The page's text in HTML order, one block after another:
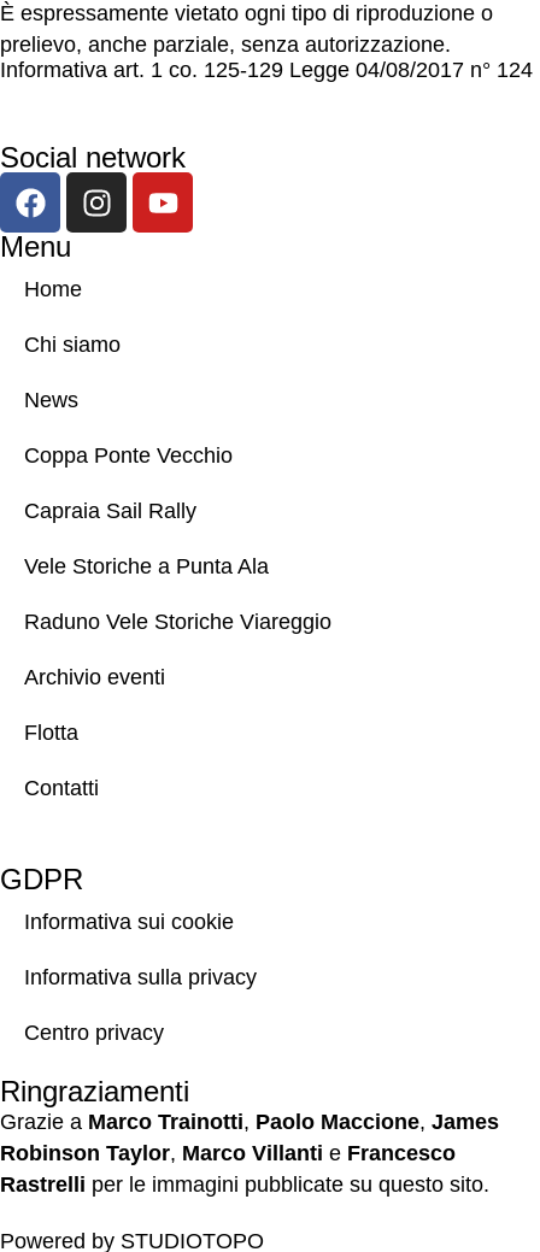
È espressamente vietato ogni tipo di riproduzione o
prelievo, anche parziale, senza autorizzazione.
Informativa art. 1 co. 125-129 Legge 04/08/2017 n° 124
Social network
Menu
Home
Chi siamo
News
Coppa Ponte Vecchio
Capraia Sail Rally
Vele Storiche a Punta Ala
Raduno Vele Storiche Viareggio
Archivio eventi
Flotta
Contatti
GDPR
Informativa sui cookie
Informativa sulla privacy
Centro privacy
Ringraziamenti
Grazie a Marco Trainotti, Paolo Maccione, James
Robinson Taylor, Marco Villanti e Francesco
Rastrelli per le immagini pubblicate su questo sito.
Powered by STUDIOTOPO